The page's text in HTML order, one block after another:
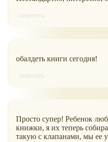
ответить
обалдеть книги сегодня!
ответить
Просто супер! Ребенок
книжки, я их теперь
такую с клапанами, мы ее